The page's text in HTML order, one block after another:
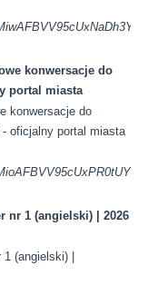
konwersacje do
portal miasta
konwersacje do
oficjalny portal miasta
nr 1 (angielski) | 2026
1 (angielski) |